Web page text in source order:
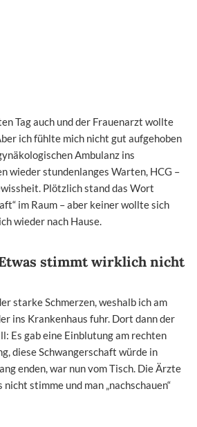
Tag auch und der Frauenarzt wollte
ich fühlte mich nicht gut aufgehoben
Ambulanz ins
wieder stundenlanges Warten, HCG –
Plötzlich stand das Wort
im Raum – aber keiner wollte sich
wieder nach Hause.
stimmt wirklich nicht
starke Schmerzen, weshalb ich am
ins Krankenhaus fuhr. Dort dann der
Es gab eine Einblutung am rechten
diese Schwangerschaft würde in
enden, war nun vom Tisch. Die Ärzte
stimme und man „nachschauen“